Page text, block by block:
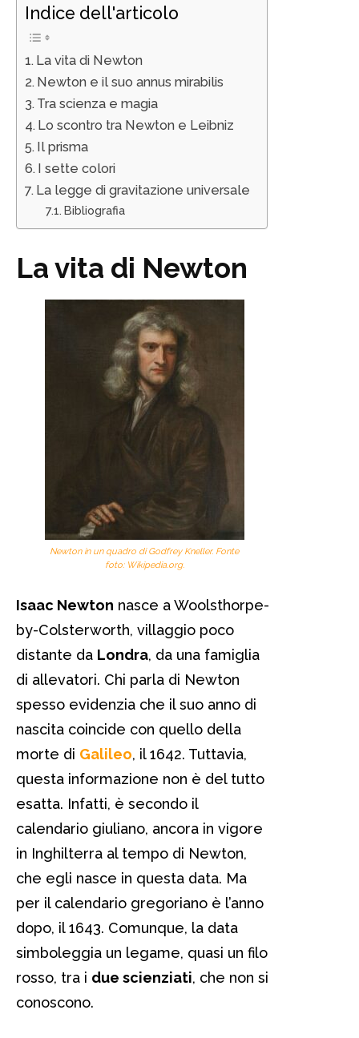
Indice dell'articolo
La vita di Newton
Newton e il suo annus mirabilis
Tra scienza e magia
Lo scontro tra Newton e Leibniz
Il prisma
I sette colori
La legge di gravitazione universale
Bibliografia
La vita di Newton
Newton in un quadro di Godfrey Kneller. Fonte
foto: Wikipedia.org.
Isaac Newton nasce a Woolsthorpe-
by-Colsterworth, villaggio poco
distante da Londra, da una famiglia
di allevatori. Chi parla di Newton
spesso evidenzia che il suo anno di
nascita coincide con quello della
morte di Galileo, il 1642. Tuttavia,
questa informazione non è del tutto
esatta. Infatti, è secondo il
calendario giuliano, ancora in vigore
in Inghilterra al tempo di Newton,
che egli nasce in questa data. Ma
per il calendario gregoriano è l’anno
dopo, il 1643. Comunque, la data
simboleggia un legame, quasi un filo
rosso, tra i due scienziati, che non si
conoscono.